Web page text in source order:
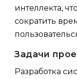
интеллекта,
сократить
Задачи
Разработка